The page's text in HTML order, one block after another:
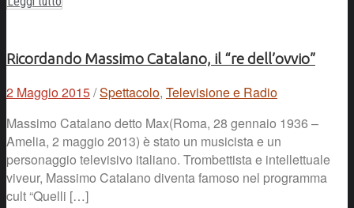
Ricordando Massimo Catalano, il “re dell’ovvio”
2 Maggio 2015/Spettacolo, Televisione e Radio
Massimo Catalano detto Max(Roma, 28 gennaio 1936 –
Amelia, 2 maggio 2013) è stato un musicista e un
personaggio televisivo italiano. Trombettista e intellettuale
viveur, Massimo Catalano diventa famoso nel programma
cult “Quelli […]